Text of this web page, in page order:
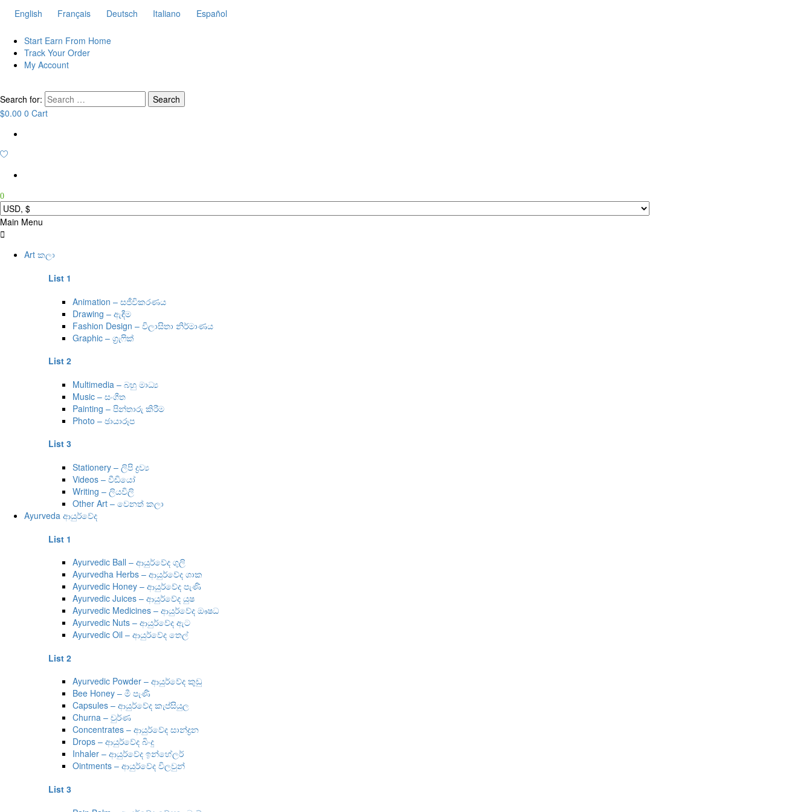
English Français Deutsch Italiano Español
Start Earn From Home
Track Your Order
My Account
Search for:
$0.00 0 Cart
0
Main Menu
Art කලා
List 1
Animation – සජීවිකරණය
Drawing – ඇඳීම
Fashion Design – විලාසිතා නිර්මාණය
Graphic – ග්‍රැෆික්
List 2
Multimedia – බහු මාධ්‍ය
Music – සංගීත
Painting – පින්තාරු කිරීම
Photo – ඡායාරූප
List 3
Stationery – ලිපි ද්‍රව්‍ය
Videos – වීඩියෝ
Writing – ලියවිලි
Other Art – වෙනත් කලා
Ayurveda ආයුර්වේද
List 1
Ayurvedic Ball – ආයුර්වේද ගුලි
Ayurvedha Herbs – ආයුර්වේද ශාක
Ayurvedic Honey – ආයුර්වේද පැණි
Ayurvedic Juices – ආයුර්වේද යුෂ
Ayurvedic Medicines – ආයුර්වේද ඖෂධ
Ayurvedic Nuts – ආයුර්වේද ඇට
Ayurvedic Oil – ආයුර්වේද තෙල්
List 2
Ayurvedic Powder – ආයුර්වේද කුඩු
Bee Honey – මී පැණි
Capsules – ආයුර්වේද කැප්සියුල
Churna – චුර්ණ
Concentrates – ආයුර්වේද සාන්ද්‍රන
Drops – ආයුර්වේද බිංදු
Inhaler – ආයුර්වේද ඉන්හේලර්
Ointments – ආයුර්වේද විලවුන්
List 3